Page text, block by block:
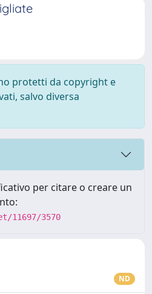
protetti da copyright e
salvo diversa
per citare o creare un
11697/3570
ND